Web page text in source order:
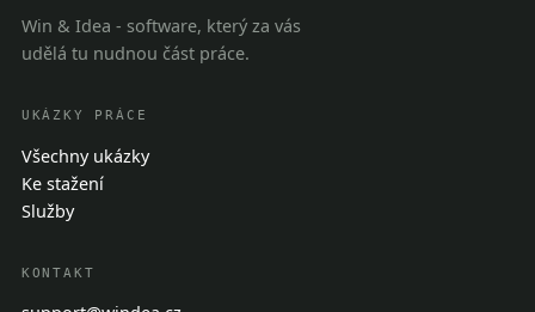
Win & Idea - software, který za vás
udělá tu nudnou část práce.
UKÁZKY PRÁCE
Všechny ukázky
Ke stažení
Služby
KONTAKT